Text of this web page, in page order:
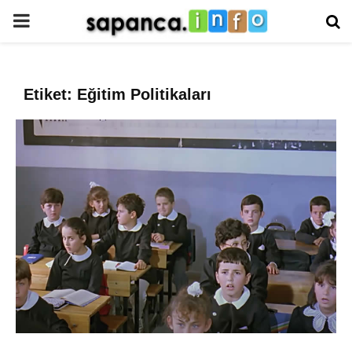
PRIMARY
Etiket: Eğitim Politikaları